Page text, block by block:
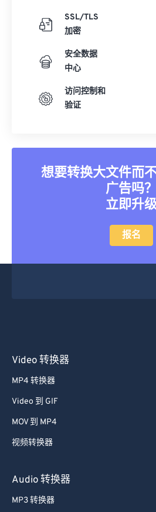
SSL/TLS
加密
安全数据
中心
访问控制和
验证
想要转换大文件而
广告吗？
立即升
报名
Video 转换器
MP4 转换器
Video 到 GIF
MOV 到 MP4
视频转换器
Audio 转换器
MP3 转换器